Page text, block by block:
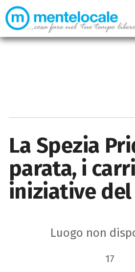
La Spezia
parata, i
iniziative
Luogo non
17